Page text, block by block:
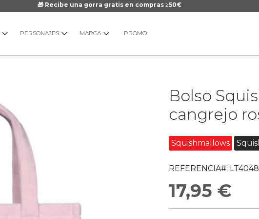
🎁 Recibe una gorra gratis en compras ≥50€
PERSONAJES MARCA PROMO
Bolso
cangrejo
Squishmallows
REFERENCIA#:
17,95 €
galería
imágenes